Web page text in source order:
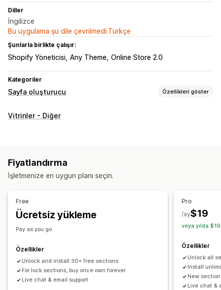
Diller
İngilizce
Bu uygulama şu dile çevrilmedi:Türkçe
Şunlarla birlikte çalışır:
Shopify Yöneticisi Any Theme Online Store 2.0
Kategoriler
Sayfa oluşturucu Özellikleri göster
Sayfa türleri
404 sayfaları
Kariyer sayfaları
Fiyatlandırma sayfaları
Tema bölümleri
Sayfaları yönetme
Düzenleyici aracı Öğeler
Sayfaları kaydetme
Mobil duyarlı
Vitrinler - Diğer
Fiyatlandırma
İşletmenize en uygun planı seçin.
Free
Ücretsiz yükleme
Pay as you go
Özellikler
Unlock and install 30+ free sections
For lock sections, buy once own forever
Live chat & email support
Pro
$19
/ay
veya yılda
Özellikler
Unlock all
Install
New
Live chat &